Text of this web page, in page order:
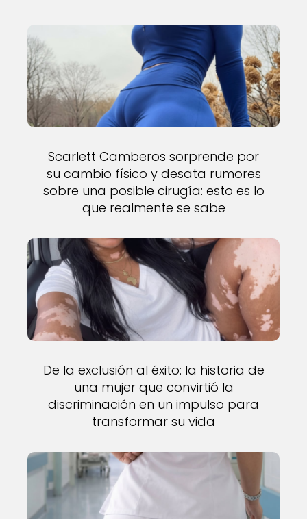
Scarlett Camberos sorprende por
su cambio físico y desata rumores
sobre una posible cirugía: esto es lo
que realmente se sabe
De la exclusión al éxito: la historia de
una mujer que convirtió la
discriminación en un impulso para
transformar su vida